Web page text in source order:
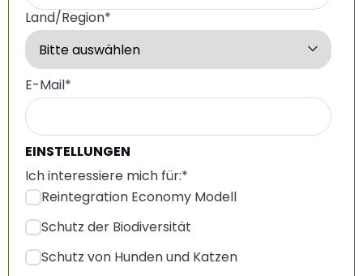
Land/Region*
E-Mail*
EINSTELLUNGEN
Ich interessiere mich für:*
Reintegration Economy Modell
Schutz der Biodiversität
Schutz von Hunden und Katzen